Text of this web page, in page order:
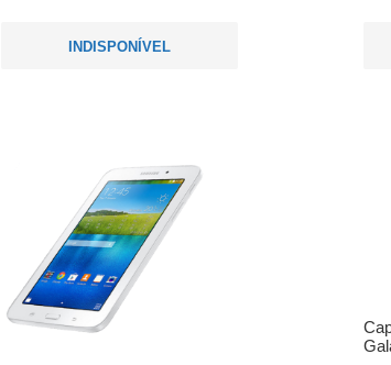
INDISPONÍVEL